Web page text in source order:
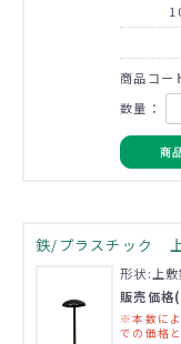
商品コー
数量：
商
鉄/プラスチック
形状:上
販売価
※本数に
での価格